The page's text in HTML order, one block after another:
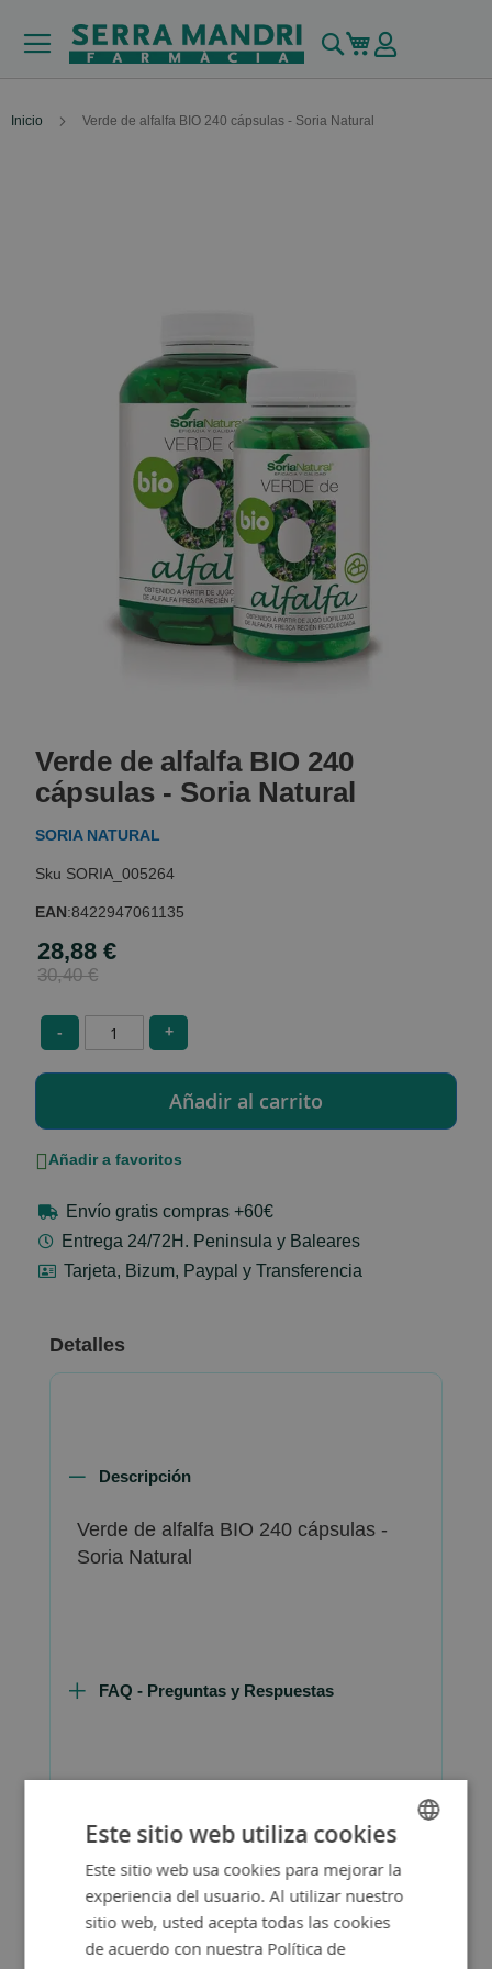
Buscar
Mi carrito
Inicio Verde de alfalfa BIO 240 cápsulas - Soria Natural
the
beginning
of
the
gallery
Verde de alfalfa BIO 240
cápsulas - Soria Natural
SORIA NATURAL
SORIA_005264
EAN:8422947061135
Special
Price
28,88 €
30,40 €
- +
Añadir a favoritos
Envío gratis compras +60€
Entrega 24/72H. Peninsula y Baleares
Tarjeta, Bizum, Paypal y Transferencia
Detalles
Descripción
Verde de alfalfa BIO 240 cápsulas -
Soria Natural
FAQ - Preguntas y Respuestas
SPANISH
ENGLISH
Este sitio web utiliza cookies
Este sitio web usa cookies para mejorar la
experiencia del usuario. Al utilizar nuestro
sitio web, usted acepta todas las cookies
de acuerdo con nuestra Política de